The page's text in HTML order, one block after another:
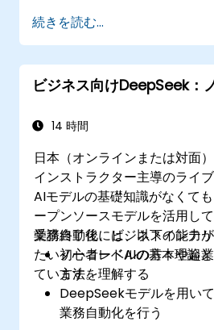
APIパフォーマンスを最適
呼び出し管理を行う
続きを読む...
ビジネス向けDeepSeek：
14 時間
日本（オンラインまたは対面
インストラクター主導のライ
AIモデルの基礎知識がなくて
ープンソースモデルを活用し
業務自動化、ビジネスインテ
たい初心者レベルの方々や起
ています。
受講終了後には、以下の能力
ノーコードAIの基本理論
方法を理解する
DeepSeekモデルを用い
業務自動化を行う